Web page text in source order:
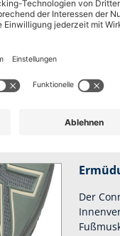
Schritte zurück und
Der